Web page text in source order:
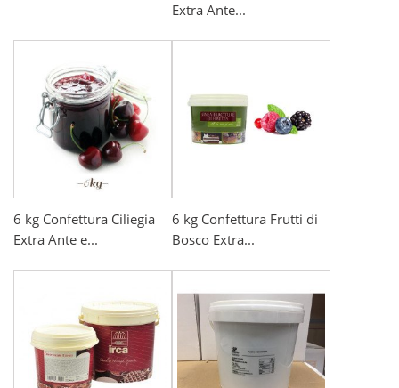
Extra Ante...
6 kg Confettura Ciliegia
Extra Ante e...
6 kg Confettura Frutti di
Bosco Extra...